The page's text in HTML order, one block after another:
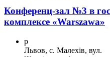
Конференц-зал №3 в
комплексе «Warszawa»
p
Львов, с. Малехів, вул.